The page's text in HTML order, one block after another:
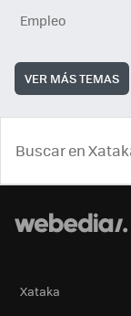
Empleo
VER MÁS TEMAS
Xataka